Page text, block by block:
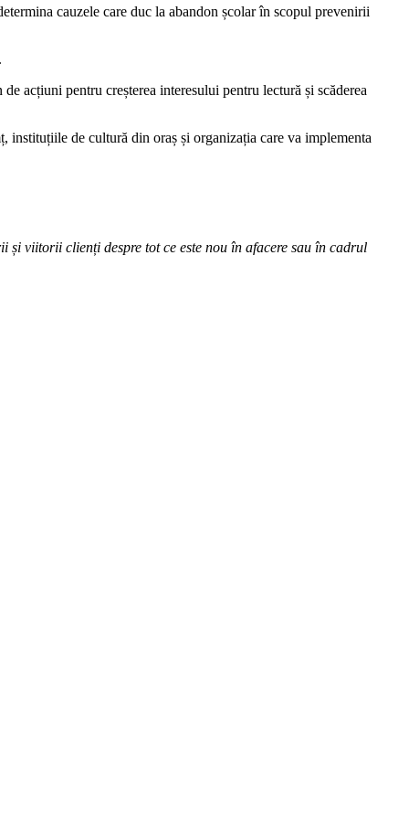
cauzele care duc la abandon școlar în scopul prevenirii
acțiuni pentru creșterea interesului pentru lectură și scăderea
de cultură din oraș și organizația care va implementa
viitorii clienți despre tot ce este nou în afacere sau în cadrul